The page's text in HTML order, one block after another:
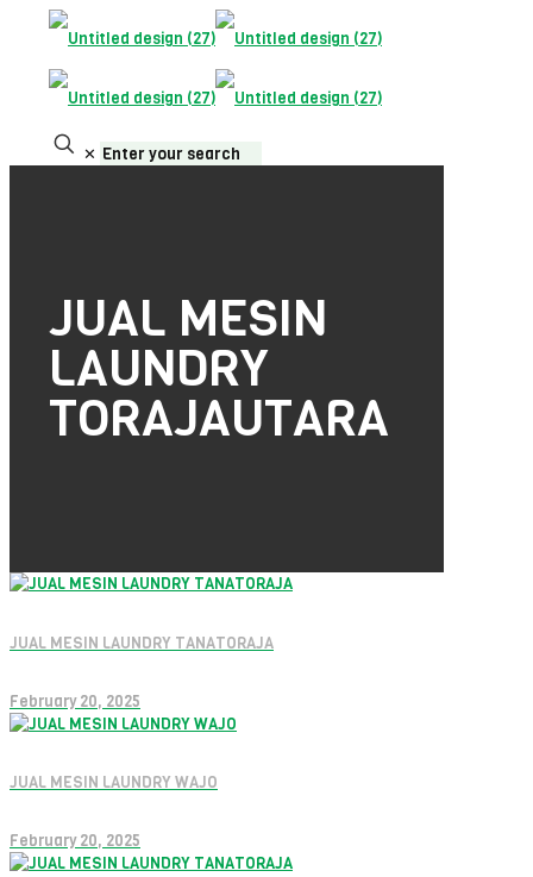
✕
JUAL MESIN
LAUNDRY
TORAJAUTARA
JUAL MESIN LAUNDRY TANATORAJA
February 20, 2025
JUAL MESIN LAUNDRY WAJO
February 20, 2025